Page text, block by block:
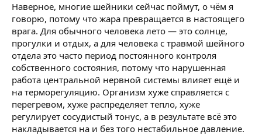
Наверное, многие шейники сейчас поймут, о чём я
говорю, потому что жара превращается в настоящего
врага. Для обычного человека лето — это солнце,
прогулки и отдых, а для человека с травмой шейного
отдела это часто период постоянного контроля
собственного состояния, потому что нарушенная
работа центральной нервной системы влияет ещё и
на терморегуляцию. Организм хуже справляется с
перегревом, хуже распределяет тепло, хуже
регулирует сосудистый тонус, а в результате всё это
накладывается на и без того нестабильное давление.